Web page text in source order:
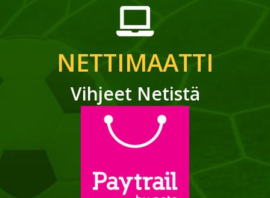
NETTIMAATTI
Vihjeet Netistä